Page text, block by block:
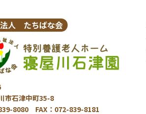
人 たちばな会
市石津中町35-8
8080 FAX：072-839-8181